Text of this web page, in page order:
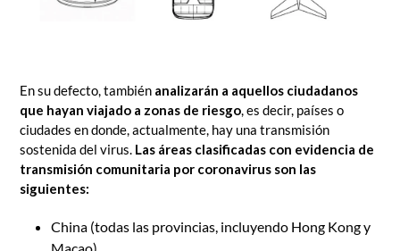
En su defecto, también analizarán a aquellos ciudadanos
que hayan viajado a zonas de riesgo, es decir, países o
ciudades en donde, actualmente, hay una transmisión
sostenida del virus. Las áreas clasificadas con evidencia de
transmisión comunitaria por coronavirus son las
siguientes:
China (todas las provincias, incluyendo Hong Kong y
Macao)